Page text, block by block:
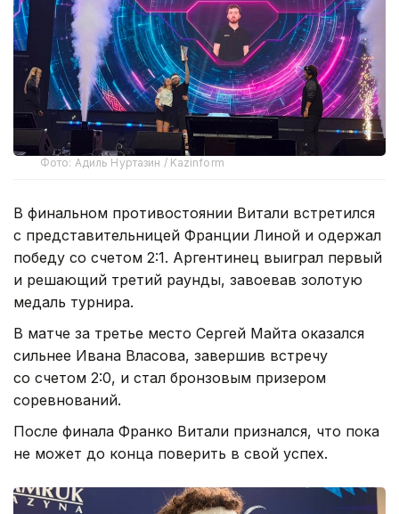
Фото: Адиль Нуртазин / Kazinform
В финальном противостоянии Витали встретился
с представительницей Франции Линой и одержал
победу со счетом 2:1. Аргентинец выиграл первый
и решающий третий раунды, завоевав золотую
медаль турнира.
В матче за третье место Сергей Майта оказался
сильнее Ивана Власова, завершив встречу
со счетом 2:0, и стал бронзовым призером
соревнований.
После финала Франко Витали признался, что пока
не может до конца поверить в свой успех.